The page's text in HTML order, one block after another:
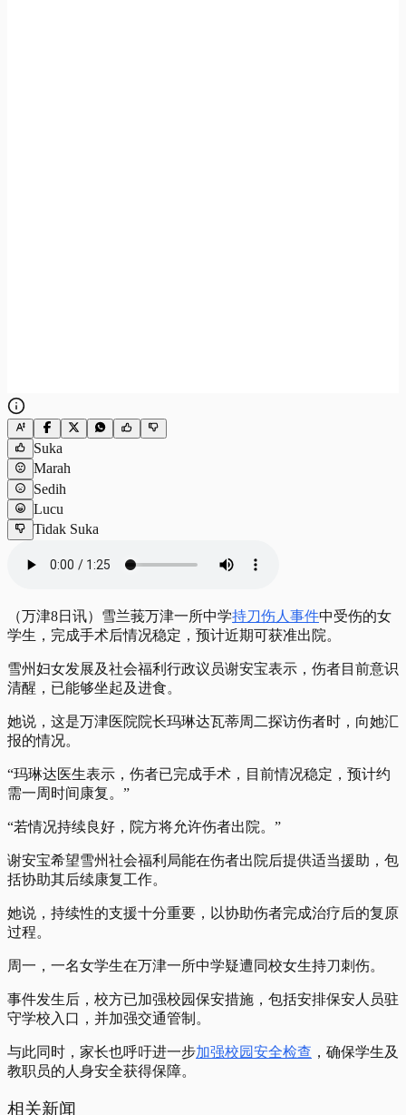
Suka
Marah
Sedih
Lucu
Tidak Suka
（万津8日讯）雪兰莪万津一所中学持刀伤人事件中受伤的女
学生，完成手术后情况稳定，预计近期可获准出院。
雪州妇女发展及社会福利行政议员谢安宝表示，伤者目前意识
清醒，已能够坐起及进食。
她说，这是万津医院院长玛琳达瓦蒂周二探访伤者时，向她汇
报的情况。
“玛琳达医生表示，伤者已完成手术，目前情况稳定，预计约
需一周时间康复。”
“若情况持续良好，院方将允许伤者出院。”
谢安宝希望雪州社会福利局能在伤者出院后提供适当援助，包
括协助其后续康复工作。
她说，持续性的支援十分重要，以协助伤者完成治疗后的复原
过程。
周一，一名女学生在万津一所中学疑遭同校女生持刀刺伤。
事件发生后，校方已加强校园保安措施，包括安排保安人员驻
守学校入口，并加强交通管制。
与此同时，家长也呼吁进一步加强校园安全检查 ，确保学生及
教职员的人身安全获得保障。
相关新闻